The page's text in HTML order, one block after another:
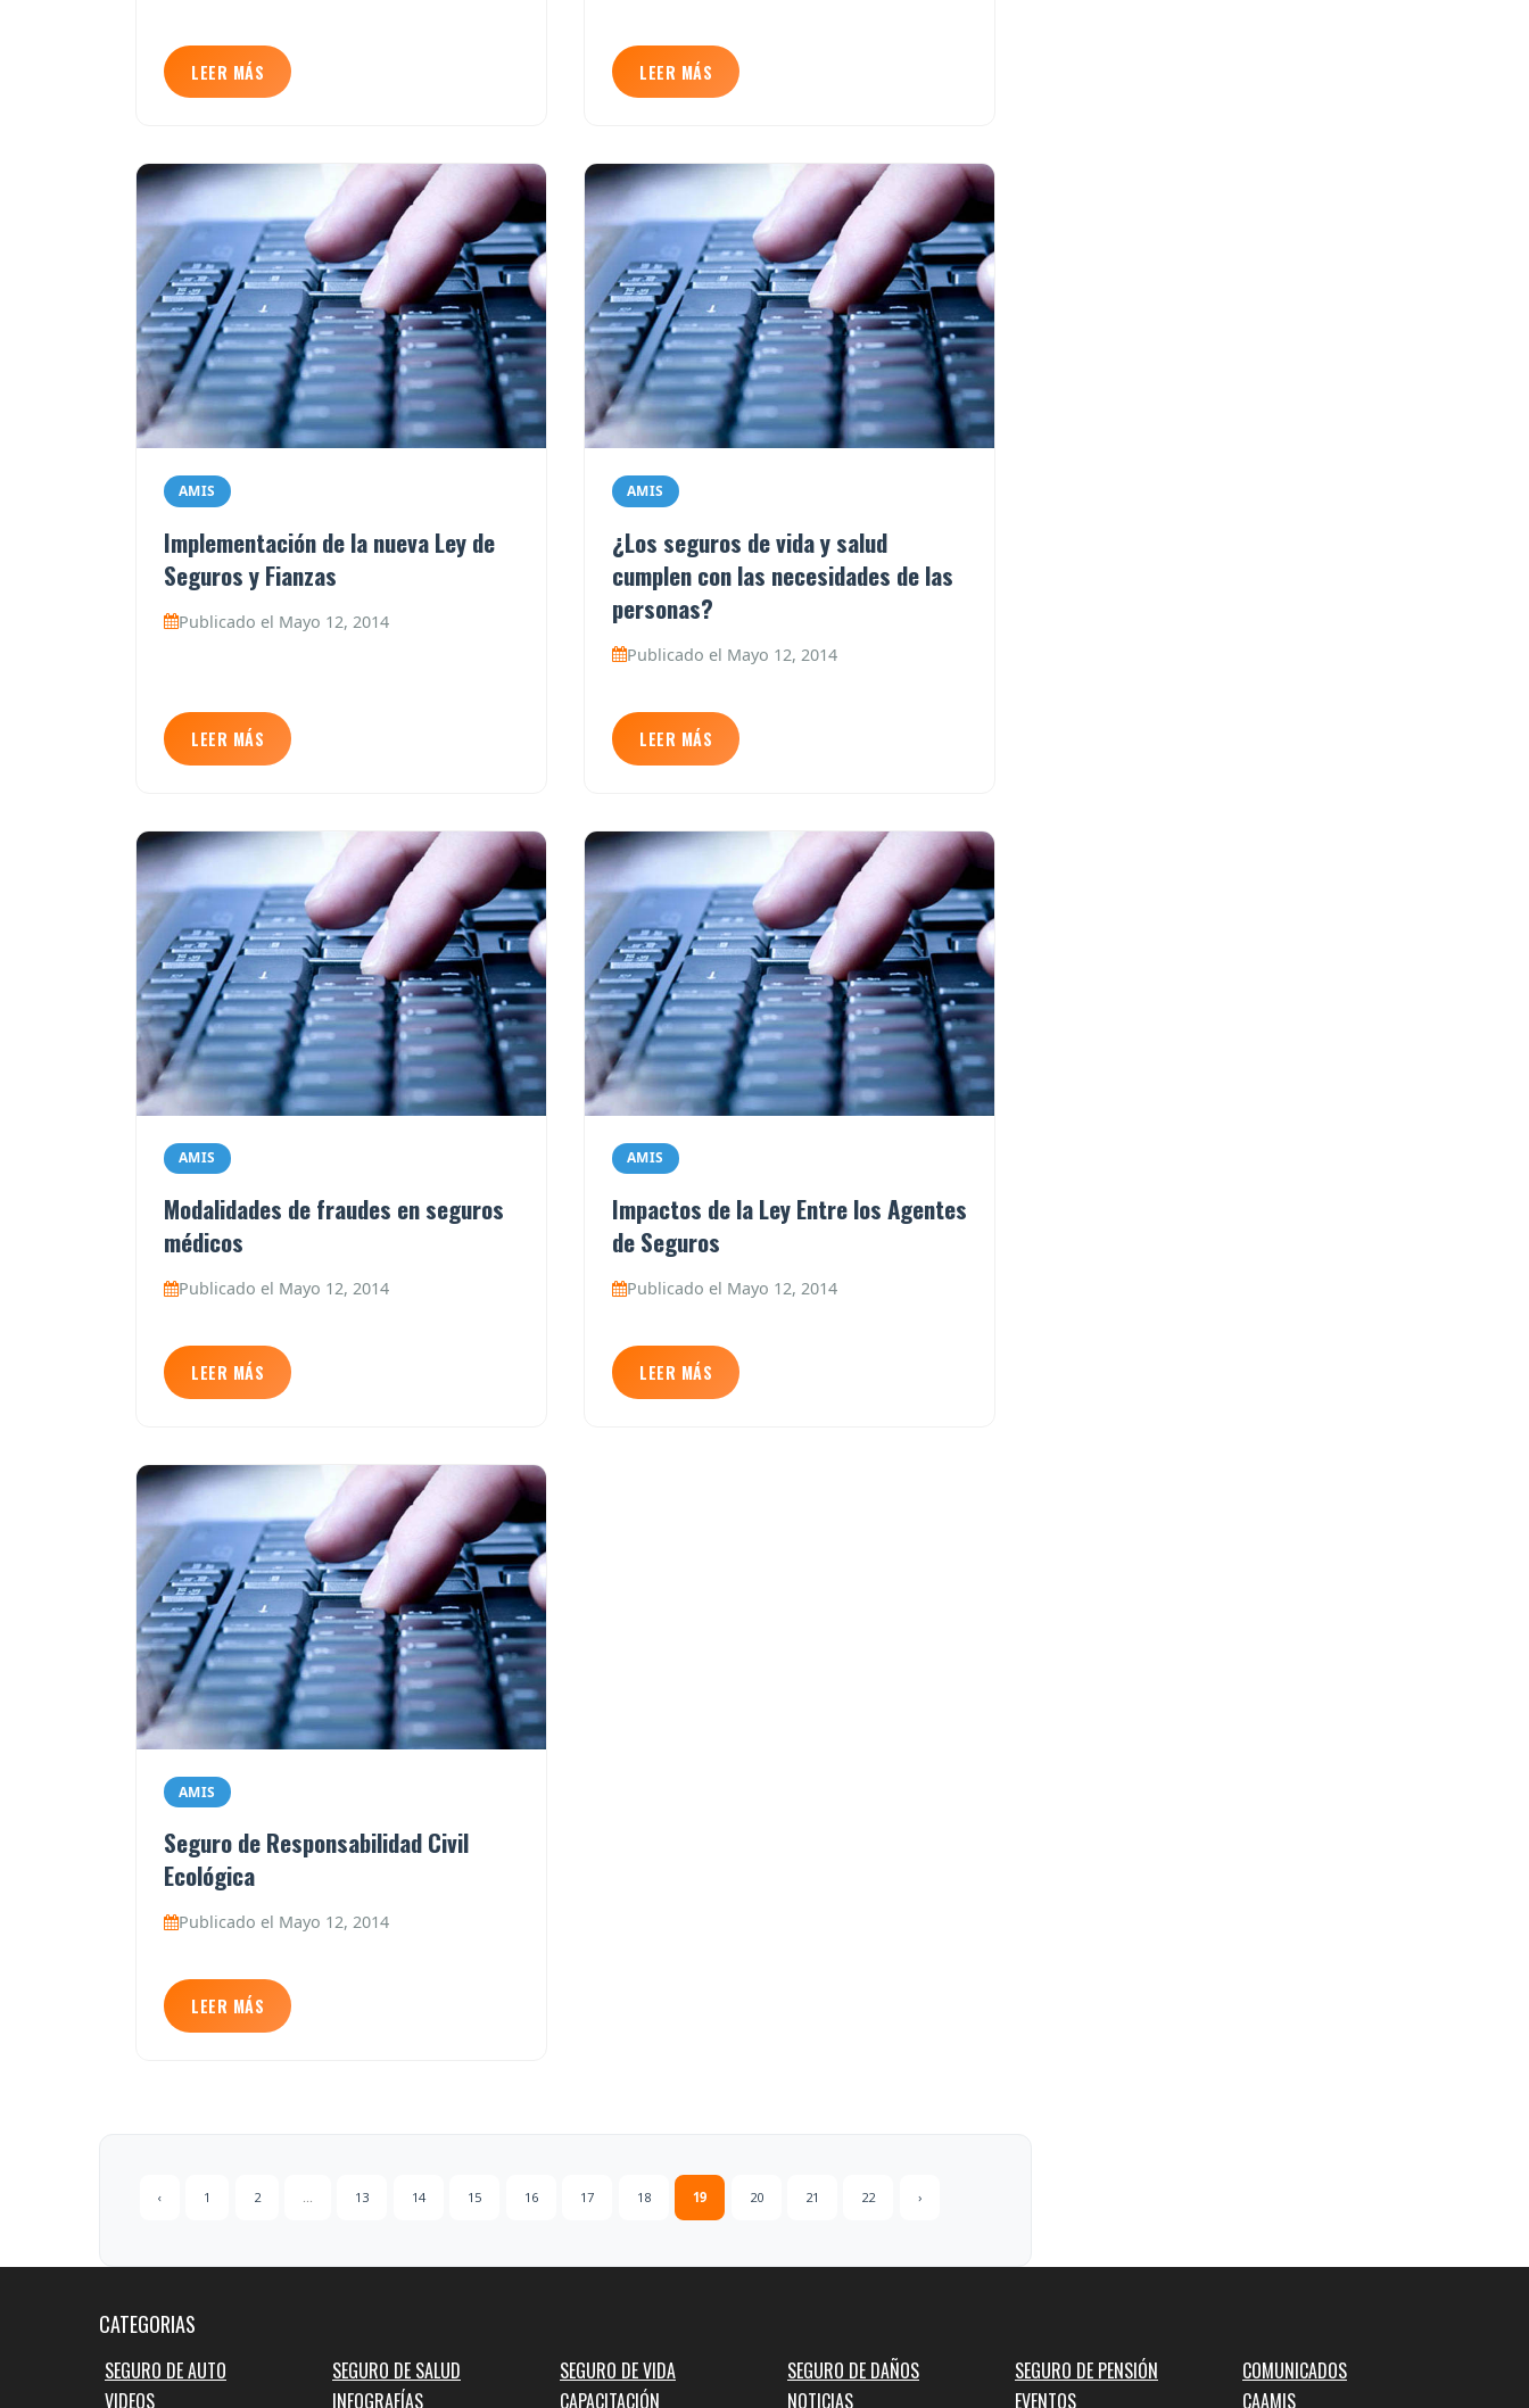
LEER MÁS LEER MÁS
AMIS
Implementación de la nueva Ley de
Seguros y Fianzas
Publicado el Mayo 12, 2014
LEER MÁS
AMIS
¿Los seguros de vida y salud
cumplen con las necesidades de las
personas?
Publicado el Mayo 12, 2014
LEER MÁS
AMIS
Modalidades de fraudes en seguros
médicos
Publicado el Mayo 12, 2014
LEER MÁS
AMIS
Impactos de la Ley Entre los Agentes
de Seguros
Publicado el Mayo 12, 2014
LEER MÁS
AMIS
Seguro de Responsabilidad Civil
Ecológica
Publicado el Mayo 12, 2014
LEER MÁS
‹ 1 2 13 14 15 16 17 18 19 20 21 22 ›
CATEGORIAS
SEGURO DE AUTO SEGURO DE SALUD SEGURO DE VIDA SEGURO DE DAÑOS SEGURO DE PENSIÓN
COMUNICADOS
VIDEOS
INFOGRAFÍAS CAPACITACIÓN NOTICIAS EVENTOS CAAMIS